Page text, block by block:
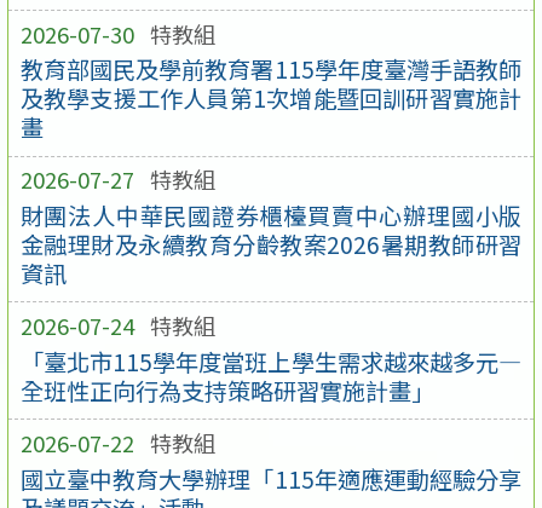
2026-07-30 特教組
教育部國民及學前教育署115學年度臺灣手語教師
及教學支援工作人員第1次增能暨回訓研習實施計
畫
2026-07-27 特教組
財團法人中華民國證券櫃檯買賣中心辦理國小版
金融理財及永續教育分齡教案2026暑期教師研習
資訊
2026-07-24 特教組
「臺北市115學年度當班上學生需求越來越多元—
全班性正向行為支持策略研習實施計畫」
2026-07-22 特教組
國立臺中教育大學辦理「115年適應運動經驗分享